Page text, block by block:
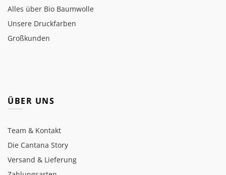
Alles über Bio Baumwolle
Unsere Druckfarben
Großkunden
ÜBER UNS
Team & Kontakt
Die Cantana Story
Versand & Lieferung